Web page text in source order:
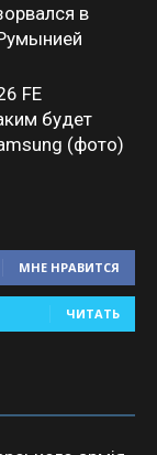
в
FE
будет
(фото)
МНЕ НРАВИТСЯ
ЧИТАТЬ